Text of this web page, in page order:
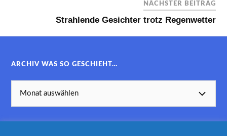
NÄCHSTER BEITRAG
Strahlende Gesichter trotz Regenwetter
ARCHIV WAS SO GESCHIEHT…